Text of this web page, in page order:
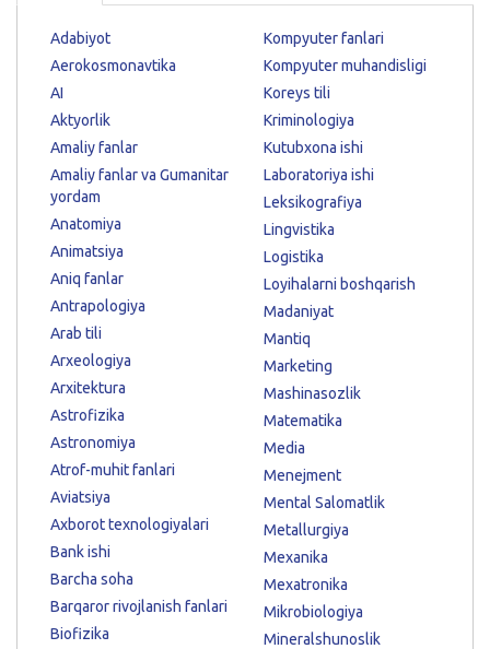
Adabiyot
Aerokosmonavtika
AI
Aktyorlik
Amaliy fanlar
Amaliy fanlar va Gumanitar
yordam
Anatomiya
Animatsiya
Aniq fanlar
Antrapologiya
Arab tili
Arxeologiya
Arxitektura
Astrofizika
Astronomiya
Atrof-muhit fanlari
Aviatsiya
Axborot texnologiyalari
Bank ishi
Barcha soha
Barqaror rivojlanish fanlari
Biofizika
Kompyuter fanlari
Kompyuter muhandisligi
Koreys tili
Kriminologiya
Kutubxona ishi
Laboratoriya ishi
Leksikografiya
Lingvistika
Logistika
Loyihalarni boshqarish
Madaniyat
Mantiq
Marketing
Mashinasozlik
Matematika
Media
Menejment
Mental Salomatlik
Metallurgiya
Mexanika
Mexatronika
Mikrobiologiya
Mineralshunoslik